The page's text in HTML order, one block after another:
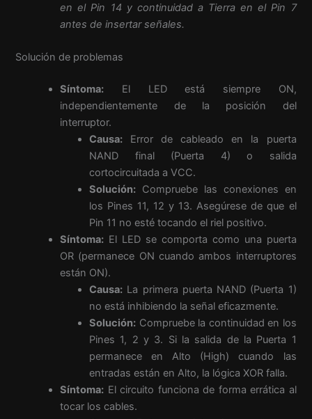
en el Pin 14 y continuidad a Tierra en el Pin 7
antes de insertar señales.
Solución de problemas
Síntoma: El LED está siempre ON,
independientemente de la posición del
interruptor.
Causa: Error de cableado en la puerta
NAND final (Puerta 4) o salida
cortocircuitada a VCC.
Solución: Compruebe las conexiones en
los Pines 11, 12 y 13. Asegúrese de que el
Pin 11 no esté tocando el riel positivo.
Síntoma: El LED se comporta como una puerta
OR (permanece ON cuando ambos interruptores
están ON).
Causa: La primera puerta NAND (Puerta 1)
no está inhibiendo la señal eficazmente.
Solución: Compruebe la continuidad en los
Pines 1, 2 y 3. Si la salida de la Puerta 1
permanece en Alto (High) cuando las
entradas están en Alto, la lógica XOR falla.
Síntoma: El circuito funciona de forma errática al
tocar los cables.